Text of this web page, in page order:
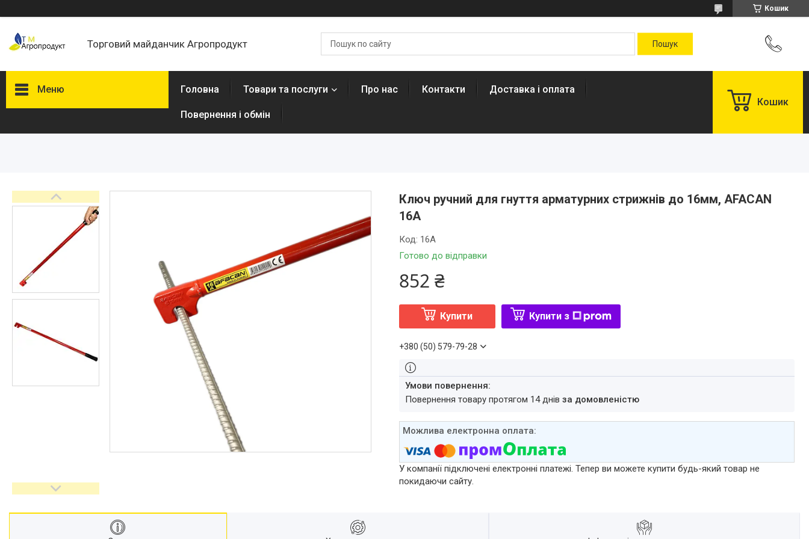
Кошик
Торговий майданчик Агропродукт
Меню
Відгуки
Поширені запитання
Доставка та оплата
Головна Товари та послуги Про нас Контакти Доставка і оплата
Повернення і обмін
Кошик
Ключ ручний для гнуття арматурних стрижнів до 16мм, AFACAN
16А
Готово до відправки
Код: 16A
852 ₴
Купити Купити з
+380 (50) 579-79-28
повернення товару протягом 14 днів за домовленістю
У компанії підключені електронні платежі. Тепер ви можете купити будь-який товар не
покидаючи сайту.